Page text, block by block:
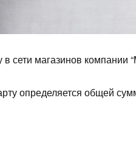
магазинов компании
определяется общей